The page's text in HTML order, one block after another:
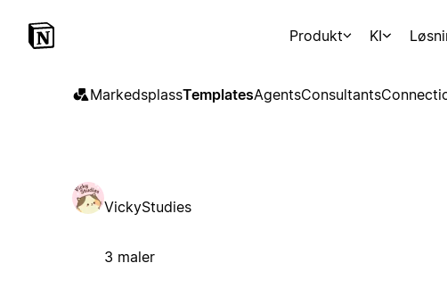
Produkt KI
MarkedsplassTemplatesAgentsConsultants
VickyStudies
3 maler